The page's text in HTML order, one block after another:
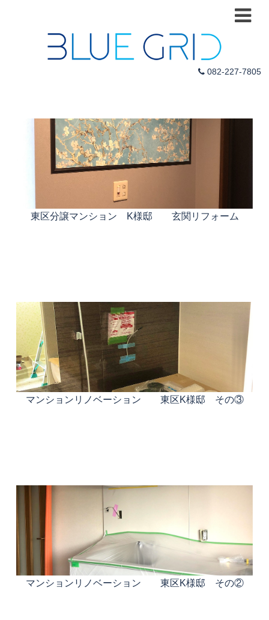
082-227-7805
東区分譲マンション K様邸 玄関リフォーム
マンションリノベーション 東区K様邸 その③
マンションリノベーション 東区K様邸 その②